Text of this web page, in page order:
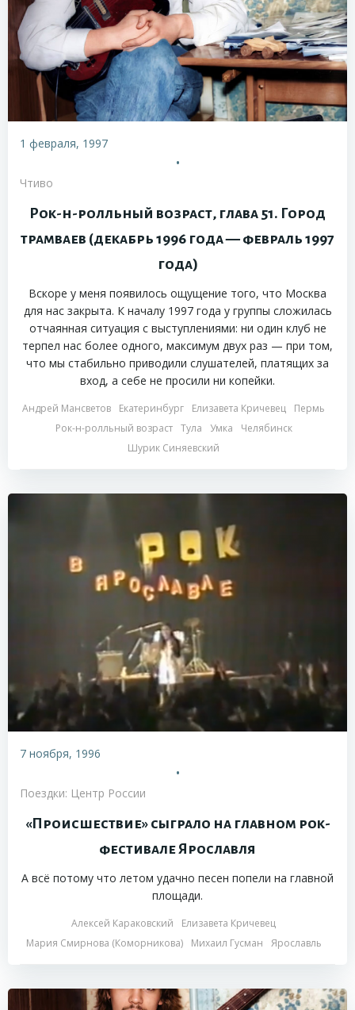
1 февраля, 1997
•
Чтиво
Рок-н-ролльный возраст, глава 51. Город
трамваев (декабрь 1996 года — февраль 1997
года)
Вскоре у меня появилось ощущение того, что Москва
для нас закрыта. К началу 1997 года у группы сложилась
отчаянная ситуация с выступлениями: ни один клуб не
терпел нас более одного, максимум двух раз — при том,
что мы стабильно приводили слушателей, платящих за
вход, а себе не просили ни копейки.
Андрей Мансветов Екатеринбург Елизавета Кричевец
Пермь
Рок-н-ролльный возраст
Тула Умка
Челябинск
Шурик Синяевский
7 ноября, 1996
•
Поездки: Центр России
«Происшествие» сыграло на главном рок-
фестивале Ярославля
А всё потому что летом удачно песен попели на главной
площади.
Алексей Караковский
Елизавета Кричевец
Мария Смирнова (Коморникова)
Михаил Гусман Ярославль